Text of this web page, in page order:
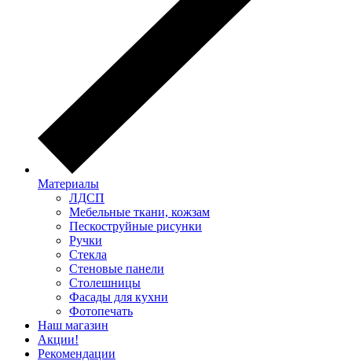
Материалы
ЛДСП
Мебельные ткани, кожзам
Пескоструйные рисунки
Ручки
Стекла
Стеновые панели
Столешницы
Фасады для кухни
Фотопечать
Наш магазин
Акции!
Рекомендации